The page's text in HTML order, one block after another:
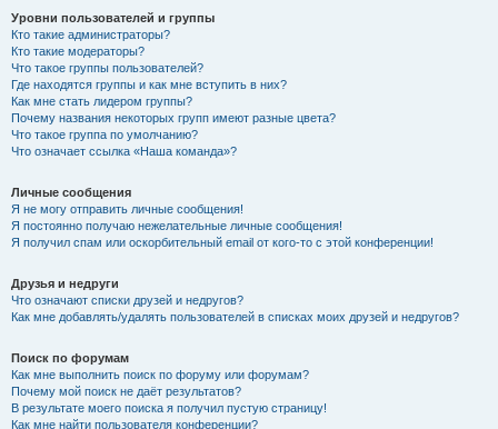
Уровни пользователей и группы
Кто такие администраторы?
Кто такие модераторы?
Что такое группы пользователей?
Где находятся группы и как мне вступить в них?
Как мне стать лидером группы?
Почему названия некоторых групп имеют разные цвета?
Что такое группа по умолчанию?
Что означает ссылка «Наша команда»?
Личные сообщения
Я не могу отправить личные сообщения!
Я постоянно получаю нежелательные личные сообщения!
Я получил спам или оскорбительный email от кого-то с этой конференции!
Друзья и недруги
Что означают списки друзей и недругов?
Как мне добавлять/удалять пользователей в списках моих друзей и недругов?
Поиск по форумам
Как мне выполнить поиск по форуму или форумам?
Почему мой поиск не даёт результатов?
В результате моего поиска я получил пустую страницу!
Как мне найти пользователя конференции?